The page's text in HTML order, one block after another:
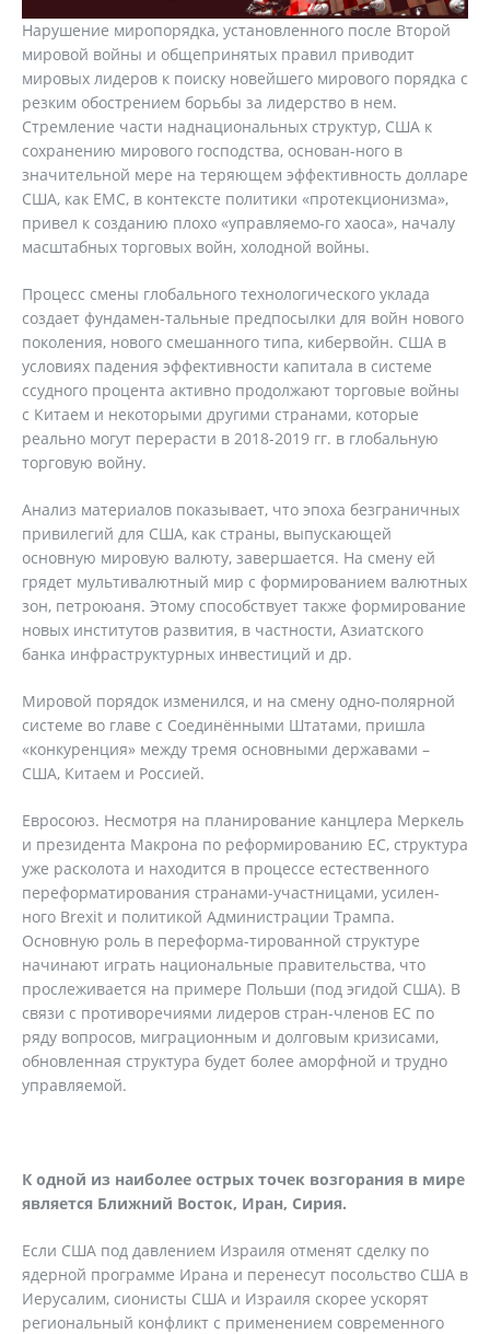
Нарушение миропорядка, установленного после Второй
мировой войны и общепринятых правил приводит
мировых лидеров к поиску новейшего мирового порядка с
резким обострением борьбы за лидерство в нем.
Стремление части наднациональных структур, США к
сохранению мирового господства, основан-ного в
значительной мере на теряющем эффективность долларе
США, как ЕМС, в контексте политики «протекционизма»,
привел к созданию плохо «управляемо-го хаоса», началу
масштабных торговых войн, холодной войны.
Процесс смены глобального технологического уклада
создает фундамен-тальные предпосылки для войн нового
поколения, нового смешанного типа, кибервойн. США в
условиях падения эффективности капитала в системе
ссудного процента активно продолжают торговые войны
с Китаем и некоторыми другими странами, которые
реально могут перерасти в 2018-2019 гг. в глобальную
торговую войну.
Анализ материалов показывает, что эпоха безграничных
привилегий для США, как страны, выпускающей
основную мировую валюту, завершается. На смену ей
грядет мультивалютный мир с формированием валютных
зон, петроюаня. Этому способствует также формирование
новых институтов развития, в частности, Азиатского
банка инфраструктурных инвестиций и др.
Мировой порядок изменился, и на смену одно-полярной
системе во главе с Соединёнными Штатами, пришла
«конкуренция» между тремя основными державами –
США, Китаем и Россией.
Евросоюз. Несмотря на планирование канцлера Меркель
и президента Макрона по реформированию ЕС, структура
уже расколота и находится в процессе естественного
переформатирования странами-участницами, усилен-
ного Brexit и политикой Администрации Трампа.
Основную роль в переформа-тированной структуре
начинают играть национальные правительства, что
прослеживается на примере Польши (под эгидой США). В
связи с противоречиями лидеров стран-членов ЕС по
ряду вопросов, миграционным и долговым кризисами,
обновленная структура будет более аморфной и трудно
управляемой.
К одной из наиболее острых точек возгорания в мире
является Ближний Восток, Иран, Сирия.
Если США под давлением Израиля отменят сделку по
ядерной программе Ирана и перенесут посольство США в
Иерусалим, сионисты США и Израиля скорее ускорят
региональный конфликт с применением современного